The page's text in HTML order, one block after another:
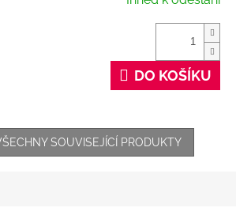
DO KOŠÍKU
SOUVISEJÍCÍ PRODUKTY